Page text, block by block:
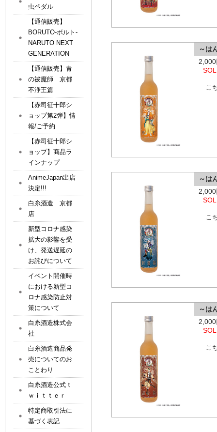
～は
こ
～は
こ
～は
こ
虫ペダル
【通信販売】
BORUTO-ボルト-
NARUTO NEXT
GENERATION
【通信販売】青
の祓魔師 京都
不浄王篇
【赤司征十郎シ
ョップ第2弾】情
報/ご予約
【赤司征十郎シ
ョップ】商品ラ
インナップ
AnimeJapan出店
決定!!!
白糸酒造 京都
店
新型コロナ感染
拡大の影響を受
け、発送遅延の
お詫びについて
イベント開催時
における新型コ
ロナ感染防止対
策について
白糸酒造株式会
社
白糸酒造商品発
売についてのお
ことわり
白糸酒造公式ｔ
ｗｉｔｔｅｒ
特定商取引法に
基づく表記